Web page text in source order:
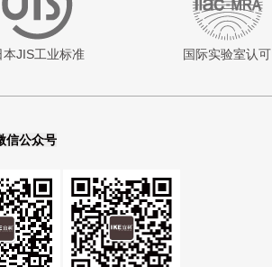
本JIS工业标准 国际实验室认可
信公众号